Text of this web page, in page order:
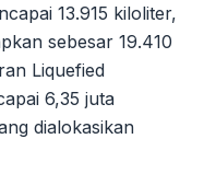
13.915 kiloliter,
sebesar 19.410
Liquefied
6,35 juta
dialokasikan